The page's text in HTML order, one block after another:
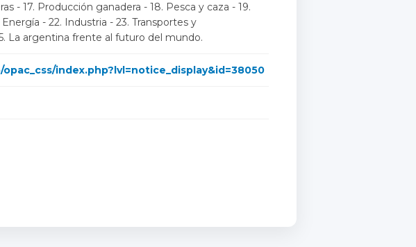
- 17. Producción ganadera - 18. Pesca y caza - 19.
- 22. Industria - 23. Transportes y
La argentina frente al futuro del mundo.
index.php?lvl=notice_display&id=38050